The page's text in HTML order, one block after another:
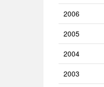
2006
2005
2004
2003